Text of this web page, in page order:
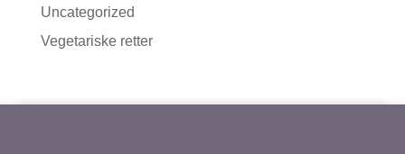
Uncategorized
Vegetariske retter